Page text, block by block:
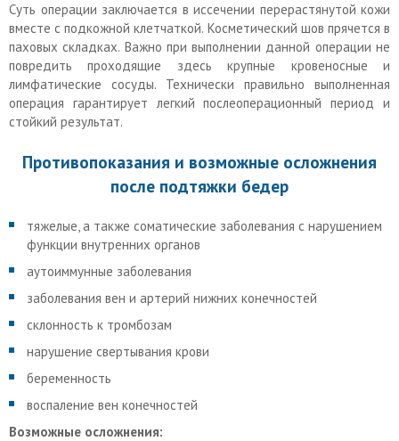
Суть операции заключается в иссечении перерастянутой кожи
вместе с подкожной клетчаткой. Косметический шов прячется в
паховых складках. Важно при выполнении данной операции не
повредить проходящие здесь крупные кровеносные и
лимфатические сосуды. Технически правильно выполненная
операция гарантирует легкий послеоперационный период и
стойкий результат.
Противопоказания и возможные осложнения
после подтяжки бедер
тяжелые, а также соматические заболевания с нарушением
функции внутренних органов
аутоиммунные заболевания
заболевания вен и артерий нижних конечностей
склонность к тромбозам
нарушение свертывания крови
беременность
воспаление вен конечностей
Возможные осложнения: